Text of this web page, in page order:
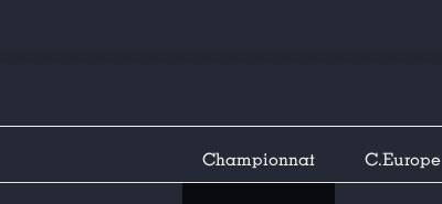
Championnat C.Europe